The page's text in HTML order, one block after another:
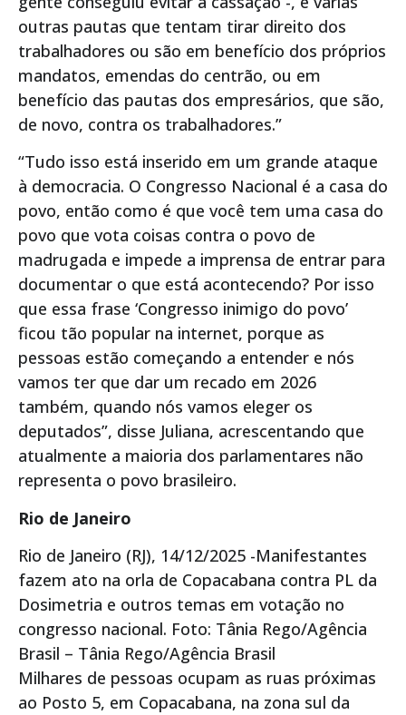
outras pautas que tentam tirar direito dos
trabalhadores ou são em benefício dos próprios
mandatos, emendas do centrão, ou em
benefício das pautas dos empresários, que são,
de novo, contra os trabalhadores.”
“Tudo isso está inserido em um grande ataque
à democracia. O Congresso Nacional é a casa do
povo, então como é que você tem uma casa do
povo que vota coisas contra o povo de
madrugada e impede a imprensa de entrar para
documentar o que está acontecendo? Por isso
que essa frase ‘Congresso inimigo do povo’
ficou tão popular na internet, porque as
pessoas estão começando a entender e nós
vamos ter que dar um recado em 2026
também, quando nós vamos eleger os
deputados”, disse Juliana, acrescentando que
atualmente a maioria dos parlamentares não
representa o povo brasileiro.
Rio de Janeiro
Rio de Janeiro (RJ), 14/12/2025 -Manifestantes
fazem ato na orla de Copacabana contra PL da
Dosimetria e outros temas em votação no
congresso nacional. Foto: Tânia Rego/Agência
Brasil – Tânia Rego/Agência Brasil
Milhares de pessoas ocupam as ruas próximas
ao Posto 5, em Copacabana, na zona sul da